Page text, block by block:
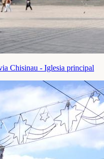
Chisinau - Iglesia principal